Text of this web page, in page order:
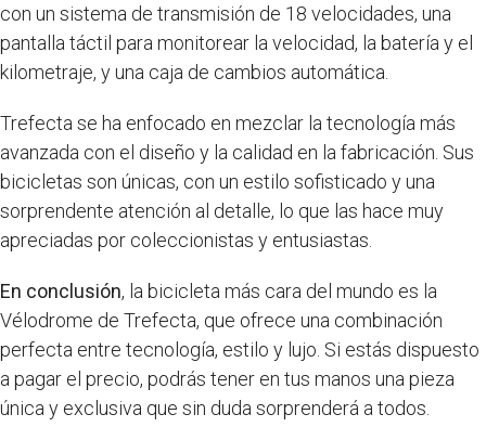
con un sistema de transmisión de 18 velocidades, una
pantalla táctil para monitorear la velocidad, la batería y el
kilometraje, y una caja de cambios automática.
Trefecta se ha enfocado en mezclar la tecnología más
avanzada con el diseño y la calidad en la fabricación. Sus
bicicletas son únicas, con un estilo sofisticado y una
sorprendente atención al detalle, lo que las hace muy
apreciadas por coleccionistas y entusiastas.
En conclusión, la bicicleta más cara del mundo es la
Vélodrome de Trefecta, que ofrece una combinación
perfecta entre tecnología, estilo y lujo. Si estás dispuesto
a pagar el precio, podrás tener en tus manos una pieza
única y exclusiva que sin duda sorprenderá a todos.